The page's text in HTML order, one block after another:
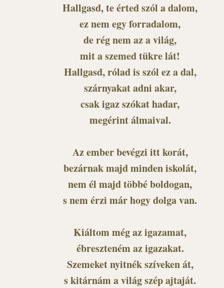
Hallgasd, te érted szól a dalom,
ez nem egy forradalom,
de rég nem az a világ,
mit a szemed tükre lát!
Hallgasd, rólad is szól ez a dal,
szárnyakat adni akar,
csak igaz szókat hadar,
megérint álmaival.
Az ember bevégzi itt korát,
bezárnak majd minden iskolát,
nem él majd többé boldogan,
s nem érzi már hogy dolga van.
Kiáltom még az igazamat,
ébreszteném az igazakat.
Szemeket nyitnék szíveken át,
s kitárnám a világ szép ajtaját.